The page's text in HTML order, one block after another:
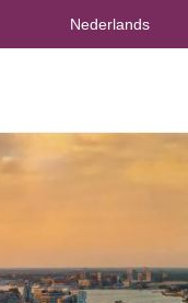
Nederlands